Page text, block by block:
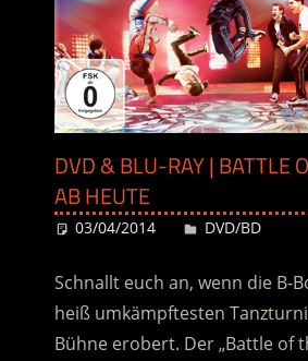
DVD & BLU-RAY | BATTLE
AB HEUTE
03/04/2014 Desiree
DVD/BD
Schnallt euch an, wenn die B-
heiß umkämpftesten
Bühne erobert. Der „Battle of